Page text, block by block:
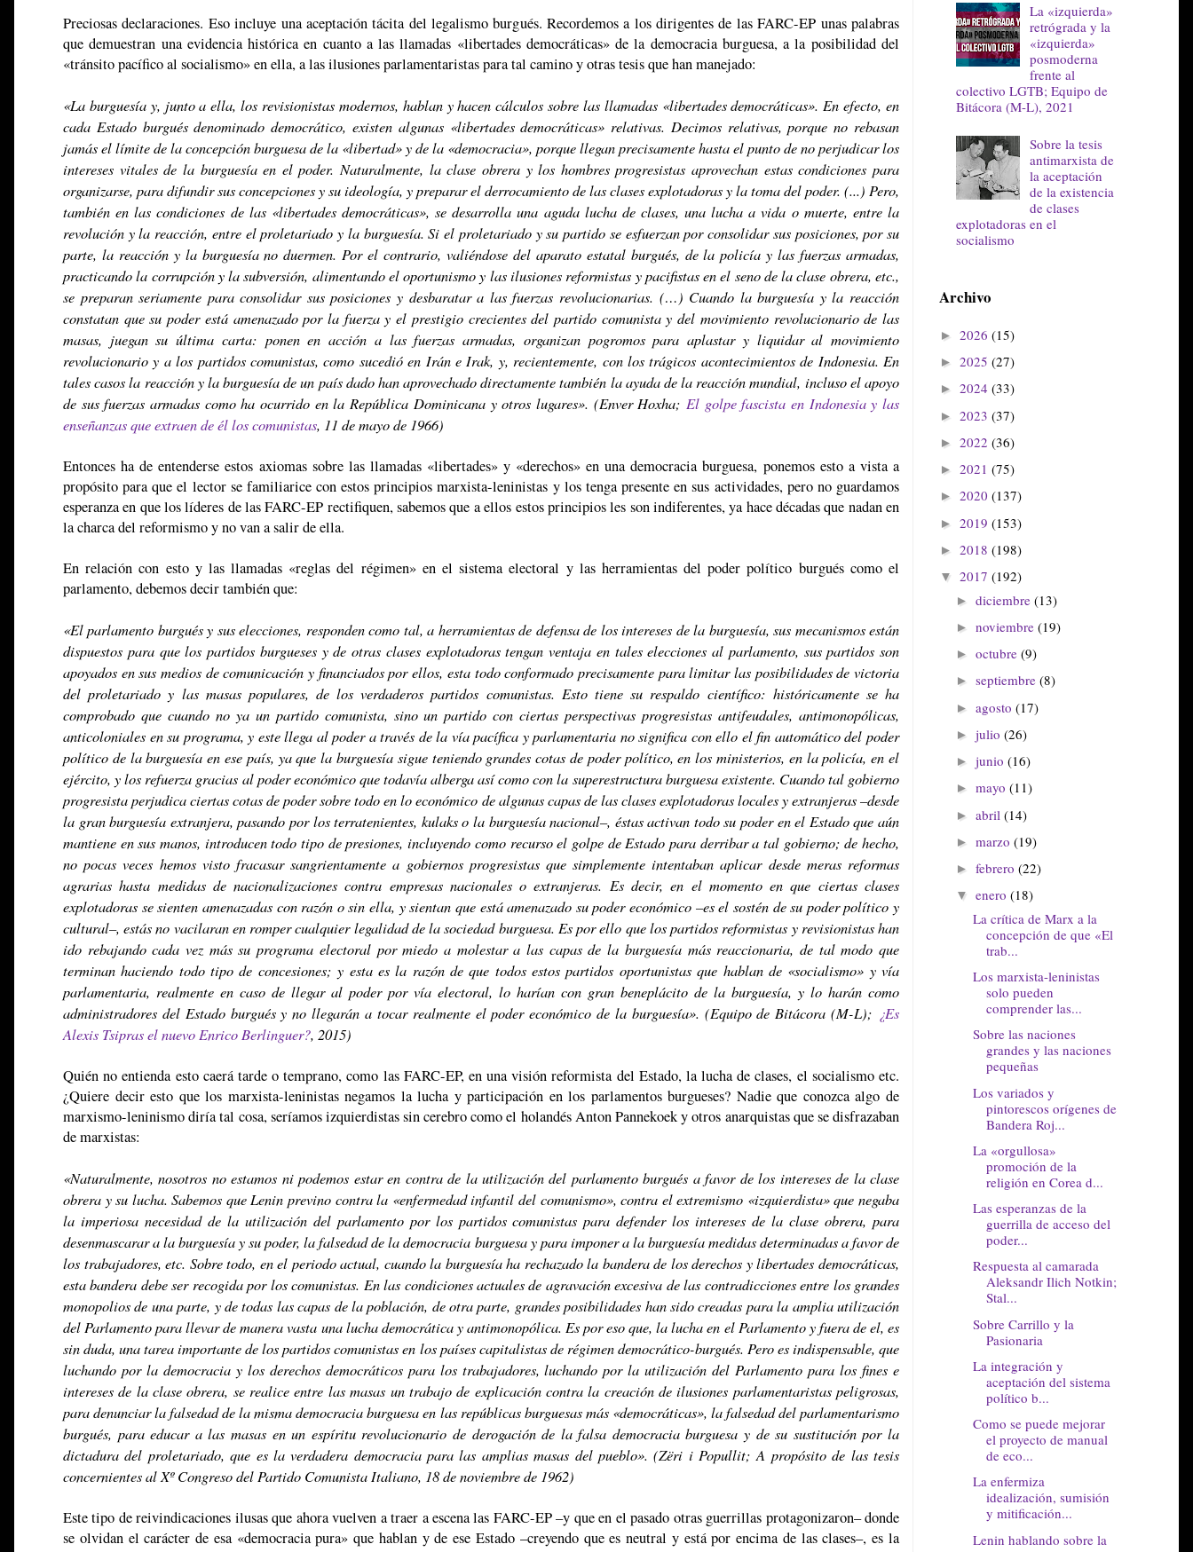
Preciosas declaraciones. Eso incluye una aceptación tácita del legalismo burgués. Recordemos a los dirigentes de las FARC-EP unas palabras
que demuestran una evidencia histórica en cuanto a las llamadas «libertades democráticas» de la democracia burguesa, a la posibilidad del
«tránsito pacífico al socialismo» en ella, a las ilusiones parlamentaristas para tal camino y otras tesis que han manejado:
«La burguesía y, junto a ella, los revisionistas modernos, hablan y hacen cálculos sobre las llamadas «libertades democráticas». En efecto, en
cada Estado burgués denominado democrático, existen algunas «libertades democráticas» relativas. Decimos relativas, porque no rebasan
jamás el límite de la concepción burguesa de la «libertad» y de la «democracia», porque llegan precisamente hasta el punto de no perjudicar los
intereses vitales de la burguesía en el poder. Naturalmente, la clase obrera y los hombres progresistas aprovechan estas condiciones para
organizarse, para difundir sus concepciones y su ideología, y preparar el derrocamiento de las clases explotadoras y la toma del poder. (...) Pero,
también en las condiciones de las «libertades democráticas», se desarrolla una aguda lucha de clases, una lucha a vida o muerte, entre la
revolución y la reacción, entre el proletariado y la burguesía. Si el proletariado y su partido se esfuerzan por consolidar sus posiciones, por su
parte, la reacción y la burguesía no duermen. Por el contrario, valiéndose del aparato estatal burgués, de la policía y las fuerzas armadas,
practicando la corrupción y la subversión, alimentando el oportunismo y las ilusiones reformistas y pacifistas en el seno de la clase obrera, etc.,
se preparan seriamente para consolidar sus posiciones y desbaratar a las fuerzas revolucionarias. (…) Cuando la burguesía y la reacción
constatan que su poder está amenazado por la fuerza y el prestigio crecientes del partido comunista y del movimiento revolucionario de las
masas, juegan su última carta: ponen en acción a las fuerzas armadas, organizan pogromos para aplastar y liquidar al movimiento
revolucionario y a los partidos comunistas, como sucedió en Irán e Irak, y, recientemente, con los trágicos acontecimientos de Indonesia. En
tales casos la reacción y la burguesía de un país dado han aprovechado directamente también la ayuda de la reacción mundial, incluso el apoyo
de sus fuerzas armadas como ha ocurrido en la República Dominicana y otros lugares». (Enver Hoxha; El golpe fascista en Indonesia y las
enseñanzas que extraen de él los comunistas, 11 de mayo de 1966)
Entonces ha de entenderse estos axiomas sobre las llamadas «libertades» y «derechos» en una democracia burguesa, ponemos esto a vista a
propósito para que el lector se familiarice con estos principios marxista-leninistas y los tenga presente en sus actividades, pero no guardamos
esperanza en que los líderes de las FARC-EP rectifiquen, sabemos que a ellos estos principios les son indiferentes, ya hace décadas que nadan en
la charca del reformismo y no van a salir de ella.
En relación con esto y las llamadas «reglas del régimen» en el sistema electoral y las herramientas del poder político burgués como el
parlamento, debemos decir también que:
«El parlamento burgués y sus elecciones, responden como tal, a herramientas de defensa de los intereses de la burguesía, sus mecanismos están
dispuestos para que los partidos burgueses y de otras clases explotadoras tengan ventaja en tales elecciones al parlamento, sus partidos son
apoyados en sus medios de comunicación y financiados por ellos, esta todo conformado precisamente para limitar las posibilidades de victoria
del proletariado y las masas populares, de los verdaderos partidos comunistas. Esto tiene su respaldo científico: históricamente se ha
comprobado que cuando no ya un partido comunista, sino un partido con ciertas perspectivas progresistas antifeudales, antimonopólicas,
anticoloniales en su programa, y este llega al poder a través de la vía pacífica y parlamentaria no significa con ello el fin automático del poder
político de la burguesía en ese país, ya que la burguesía sigue teniendo grandes cotas de poder político, en los ministerios, en la policía, en el
ejército, y los refuerza gracias al poder económico que todavía alberga así como con la superestructura burguesa existente. Cuando tal gobierno
progresista perjudica ciertas cotas de poder sobre todo en lo económico de algunas capas de las clases explotadoras locales y extranjeras –desde
la gran burguesía extranjera, pasando por los terratenientes, kulaks o la burguesía nacional–, éstas activan todo su poder en el Estado que aún
mantiene en sus manos, introducen todo tipo de presiones, incluyendo como recurso el golpe de Estado para derribar a tal gobierno; de hecho,
no pocas veces hemos visto fracasar sangrientamente a gobiernos progresistas que simplemente intentaban aplicar desde meras reformas
agrarias hasta medidas de nacionalizaciones contra empresas nacionales o extranjeras. Es decir, en el momento en que ciertas clases
explotadoras se sienten amenazadas con razón o sin ella, y sientan que está amenazado su poder económico –es el sostén de su poder político y
cultural–, estás no vacilaran en romper cualquier legalidad de la sociedad burguesa. Es por ello que los partidos reformistas y revisionistas han
ido rebajando cada vez más su programa electoral por miedo a molestar a las capas de la burguesía más reaccionaria, de tal modo que
terminan haciendo todo tipo de concesiones; y esta es la razón de que todos estos partidos oportunistas que hablan de «socialismo» y vía
parlamentaria, realmente en caso de llegar al poder por vía electoral, lo harían con gran beneplácito de la burguesía, y lo harán como
administradores del Estado burgués y no llegarán a tocar realmente el poder económico de la burguesía». (Equipo de Bitácora (M-L); ¿Es
Alexis Tsipras el nuevo Enrico Berlinguer?, 2015)
Quién no entienda esto caerá tarde o temprano, como las FARC-EP, en una visión reformista del Estado, la lucha de clases, el socialismo etc.
¿Quiere decir esto que los marxista-leninistas negamos la lucha y participación en los parlamentos burgueses? Nadie que conozca algo de
marxismo-leninismo diría tal cosa, seríamos izquierdistas sin cerebro como el holandés Anton Pannekoek y otros anarquistas que se disfrazaban
de marxistas:
«Naturalmente, nosotros no estamos ni podemos estar en contra de la utilización del parlamento burgués a favor de los intereses de la clase
obrera y su lucha. Sabemos que Lenin previno contra la «enfermedad infantil del comunismo», contra el extremismo «izquierdista» que negaba
la imperiosa necesidad de la utilización del parlamento por los partidos comunistas para defender los intereses de la clase obrera, para
desenmascarar a la burguesía y su poder, la falsedad de la democracia burguesa y para imponer a la burguesía medidas determinadas a favor de
los trabajadores, etc. Sobre todo, en el periodo actual, cuando la burguesía ha rechazado la bandera de los derechos y libertades democráticas,
esta bandera debe ser recogida por los comunistas. En las condiciones actuales de agravación excesiva de las contradicciones entre los grandes
monopolios de una parte, y de todas las capas de la población, de otra parte, grandes posibilidades han sido creadas para la amplia utilización
del Parlamento para llevar de manera vasta una lucha democrática y antimonopólica. Es por eso que, la lucha en el Parlamento y fuera de el, es
sin duda, una tarea importante de los partidos comunistas en los países capitalistas de régimen democrático-burgués. Pero es indispensable, que
luchando por la democracia y los derechos democráticos para los trabajadores, luchando por la utilización del Parlamento para los fines e
intereses de la clase obrera, se realice entre las masas un trabajo de explicación contra la creación de ilusiones parlamentaristas peligrosas,
para denunciar la falsedad de la misma democracia burguesa en las repúblicas burguesas más «democráticas», la falsedad del parlamentarismo
burgués, para educar a las masas en un espíritu revolucionario de derogación de la falsa democracia burguesa y de su sustitución por la
dictadura del proletariado, que es la verdadera democracia para las amplias masas del pueblo». (Zëri i Popullit; A propósito de las tesis
concernientes al Xº Congreso del Partido Comunista Italiano, 18 de noviembre de 1962)
Este tipo de reivindicaciones ilusas que ahora vuelven a traer a escena las FARC-EP –y que en el pasado otras guerrillas protagonizaron– donde
se olvidan el carácter de esa «democracia pura» que hablan y de ese Estado –creyendo que es neutral y está por encima de las clases–, es la
La «izquierda»
retrógrada y la
«izquierda»
posmoderna
frente al
colectivo LGTB; Equipo de
Bitácora (M-L), 2021
Sobre la tesis
antimarxista de
la aceptación
de la existencia
de clases
explotadoras en el
socialismo
Archivo
► 2026 (15)
► 2025 (27)
► 2024 (33)
► 2023 (37)
► 2022 (36)
► 2021 (75)
► 2020 (137)
► 2019 (153)
► 2018 (198)
▼ 2017 (192)
► diciembre (13)
► noviembre (19)
► octubre (9)
► septiembre (8)
► agosto (17)
► julio (26)
► junio (16)
► mayo (11)
► abril (14)
► marzo (19)
► febrero (22)
▼ enero (18)
La crítica de Marx a la
concepción de que «El
trab...
Los marxista-leninistas
solo pueden
comprender las...
Sobre las naciones
grandes y las naciones
pequeñas
Los variados y
pintorescos orígenes de
Bandera Roj...
La «orgullosa»
promoción de la
religión en Corea d...
Las esperanzas de la
guerrilla de acceso del
poder...
Respuesta al camarada
Aleksandr Ilich Notkin;
Stal...
Sobre Carrillo y la
Pasionaria
La integración y
aceptación del sistema
político b...
Como se puede mejorar
el proyecto de manual
de eco...
La enfermiza
idealización, sumisión
y mitificación...
Lenin hablando sobre la